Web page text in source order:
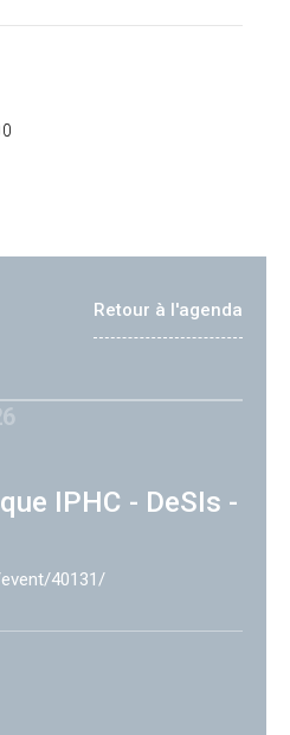
Retour à l'agenda
IPHC - DeSIs -
40131/